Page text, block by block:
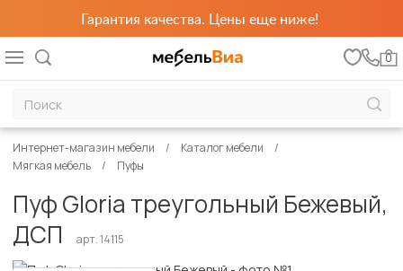
Гарантия качества. Цены еще ниже!
0
Интернет-магазин мебели
Каталог мебели
Мягкая мебель
Пуфы
Пуф Gloria треугольный Бежевый,
ДСП
арт. 14115